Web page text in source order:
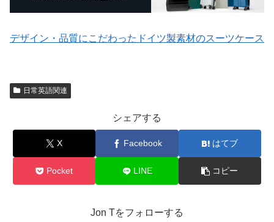
デザイン・品質にこだわったドイツ製素材のスーツケース
日常英語関連
シェアする
X Facebook はてブ
Pocket LINE コピー
Jon Tをフォローする